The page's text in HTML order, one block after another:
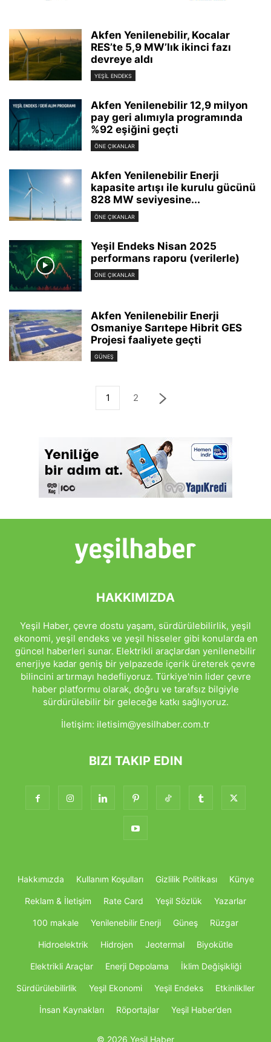
Akfen Yenilenebilir, Kocalar
RES’te 5,9 MW’lık ikinci fazı
devreye aldı
YEŞIL ENDEKS
Akfen Yenilenebilir 12,9 milyon
pay geri alımıyla programında
%92 eşiğini geçti
ÖNE ÇIKANLAR
Akfen Yenilenebilir Enerji
kapasite artışı ile kurulu gücünü
828 MW seviyesine...
ÖNE ÇIKANLAR
Yeşil Endeks Nisan 2025
performans raporu (verilerle)
ÖNE ÇIKANLAR
Akfen Yenilenebilir Enerji
Osmaniye Sarıtepe Hibrit GES
Projesi faaliyete geçti
GÜNEŞ
1 2
HAKKIMIZDA
Yeşil Haber, çevre dostu yaşam, sürdürülebilirlik, yeşil
ekonomi, yeşil endeks ve yeşil hisseler gibi konularda en
güncel haberleri sunar. Elektrikli araçlardan yenilenebilir
enerjiye kadar geniş bir yelpazede içerik üreterek çevre
bilincini artırmayı hedefliyoruz. Türkiye'nin lider çevre
haber platformu olarak, doğru ve tarafsız bilgiyle
sürdürülebilir bir geleceğe katkı sağlıyoruz.
İletişim: iletisim@yesilhaber.com.tr
BIZI TAKIP EDIN
Hakkımızda Kullanım Koşulları Gizlilik Politikası Künye
Reklam & İletişim Rate Card Yeşil Sözlük Yazarlar
100 makale Yenilenebilir Enerji Güneş Rüzgar
Hidroelektrik Hidrojen Jeotermal Biyokütle
Elektrikli Araçlar Enerji Depolama İklim Değişikliği
Sürdürülebilirlik Yeşil Ekonomi Yeşil Endeks Etkinlikller
İnsan Kaynakları Röportajlar Yeşil Haber’den
© 2026 Yeşil Haber